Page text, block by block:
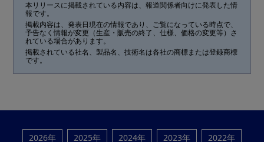
本リリースに掲載されている内容は、報道関係者向けに発表した情
報です。
掲載内容は、発表日現在の情報であり、ご覧になっている時点で、
予告なく情報が変更（生産・販売の終了、仕様、価格の変更等）さ
れている場合があります。
掲載されている社名、製品名、技術名は各社の商標または登録商標
です。
2026年 2025年 2024年 2023年
2022年